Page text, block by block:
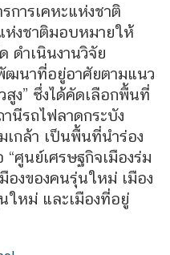
การเคหะแห่งชาติ
ห่งชาติมอบหมายให้
ดำเนินงานวิจัย
ฒนาที่อยู่อาศัยตามแนว
สูง” ซึ่งได้คัดเลือกพื้นที่
นีรถไฟลาดกระบัง
กล้า เป็นพื้นที่นำร่อง
ศูนย์เศรษฐกิจเมืองร่ม
องของคนรุ่นใหม่ เมือง
ใหม่ และเมืองที่อยู่